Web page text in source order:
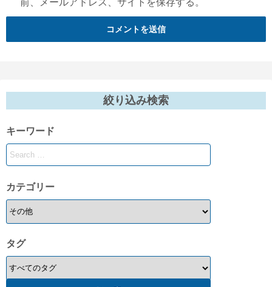
前、メールアドレス、サイトを保存する。
絞り込み検索
キーワード
カテゴリー
タグ